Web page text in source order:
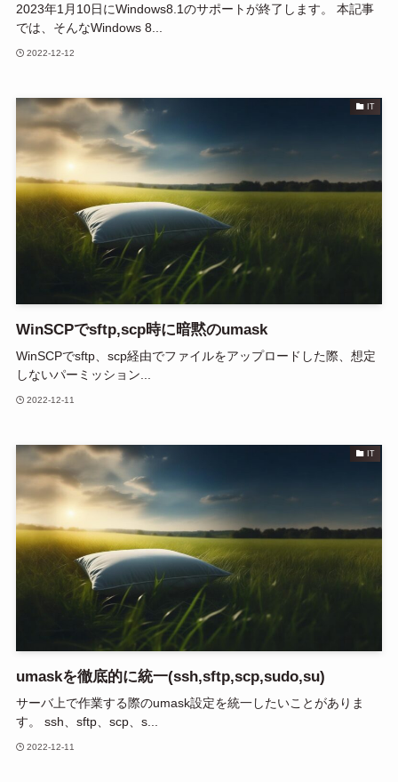
2023年1月10日にWindows8.1のサポートが終了します。 本記事
では、そんなWindows 8...
2022-12-12
IT
WinSCPでsftp,scp時に暗黙のumask
WinSCPでsftp、scp経由でファイルをアップロードした際、想定
しないパーミッション...
2022-12-11
IT
umaskを徹底的に統一(ssh,sftp,scp,sudo,su)
サーバ上で作業する際のumask設定を統一したいことがありま
す。 ssh、sftp、scp、s...
2022-12-11